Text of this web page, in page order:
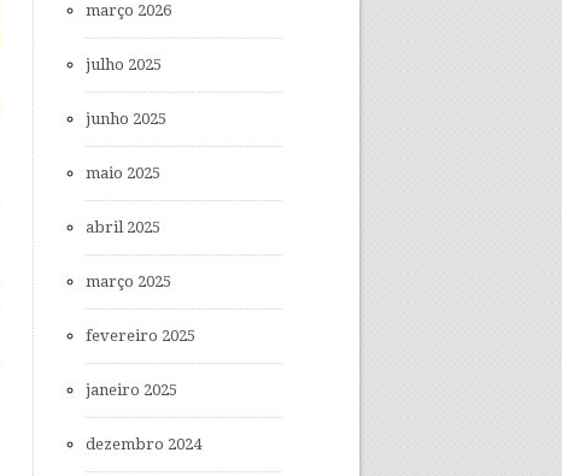
março 2026
julho 2025
junho 2025
maio 2025
abril 2025
março 2025
fevereiro 2025
janeiro 2025
dezembro 2024